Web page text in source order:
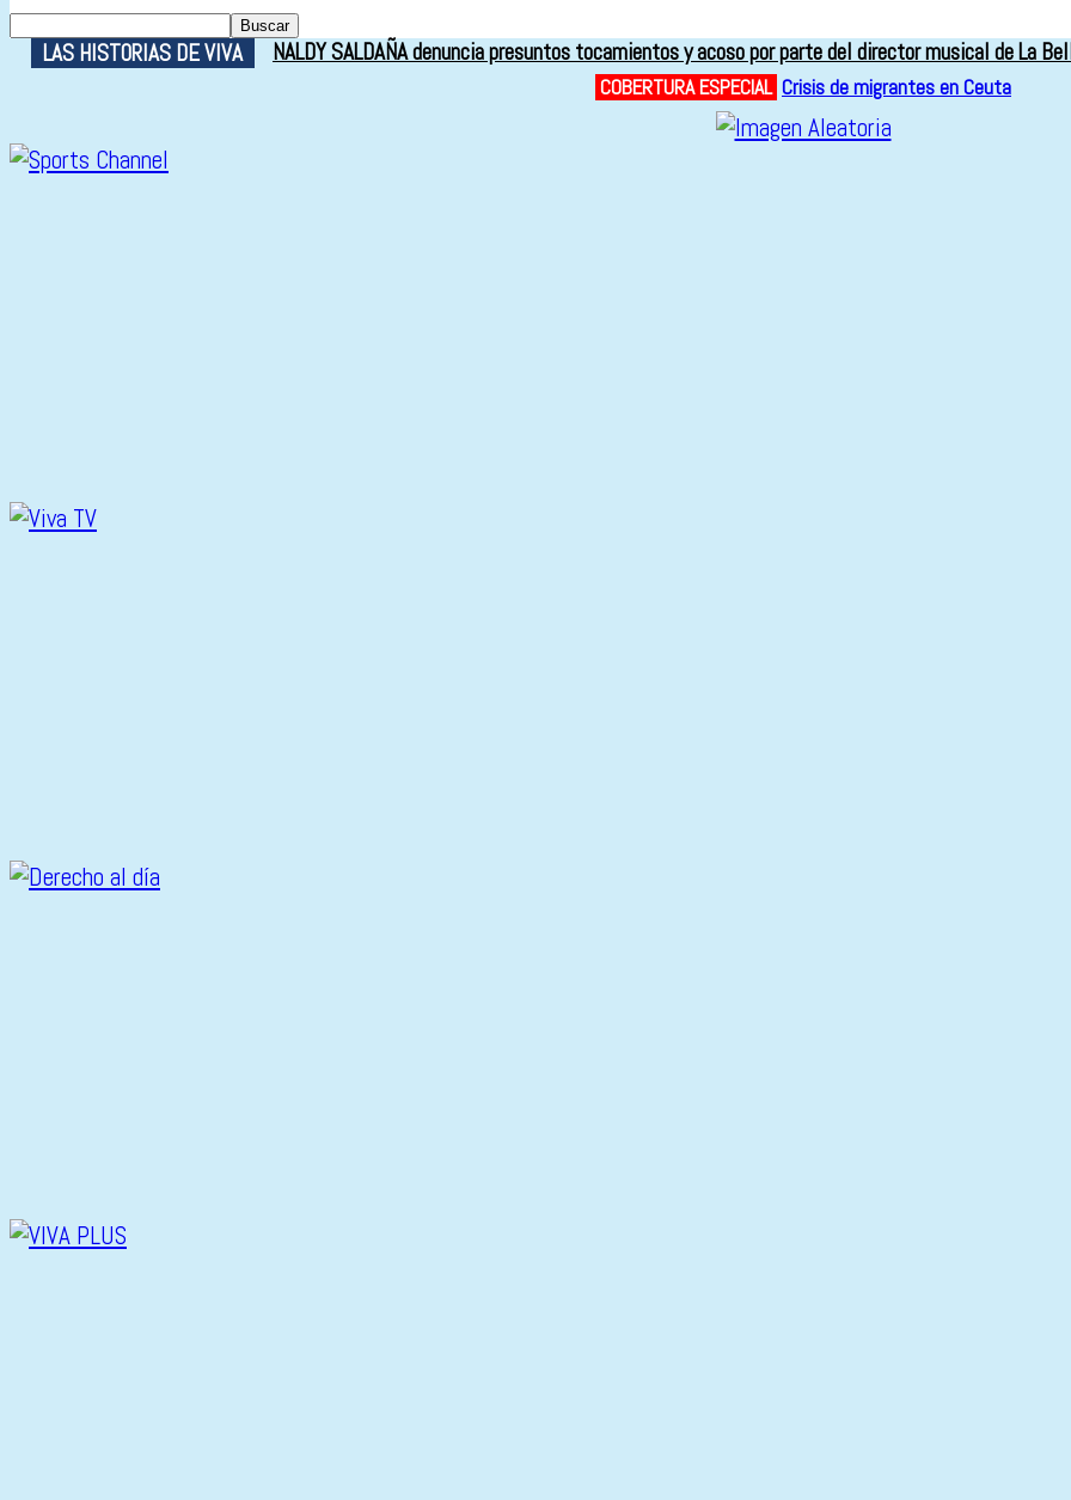
LAS HISTORIAS DE VIVA NALDY SALDAÑA denuncia presuntos tocamientos y acoso por parte del director musical de La
COBERTURA ESPECIAL Crisis de migrantes en Ceuta